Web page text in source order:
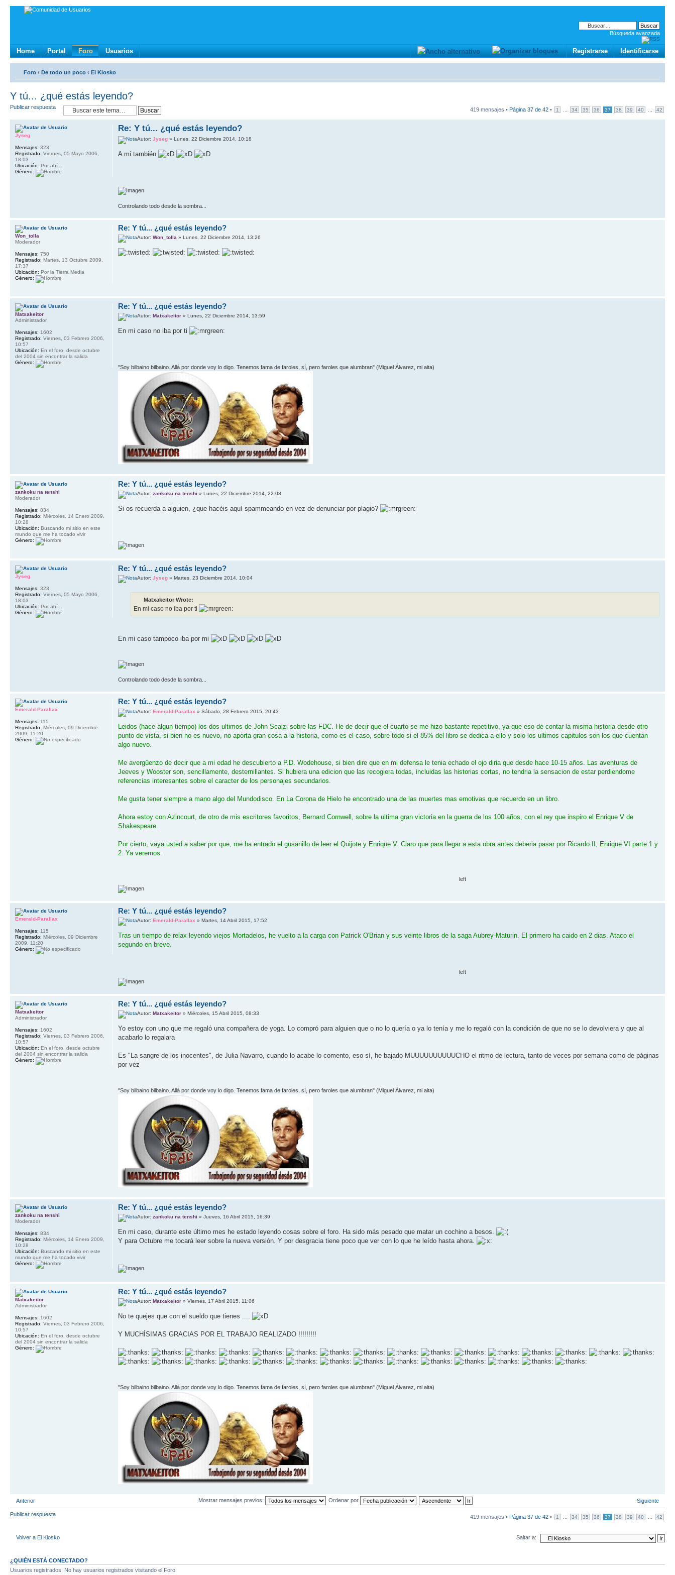
Búsqueda avanzada
Home Portal Foro Usuarios Identificarse
Registrarse
Foro ‹ De todo un poco ‹ El Kiosko
Y tú... ¿qué estás leyendo?
Publicar respuesta 419 mensajes • Página 37 de 42 • 1 34 35 36 37 38 39 40 42
Re: Y tú... ¿qué estás leyendo?
Autor:Jyseg » Lunes, 22 Diciembre 2014, 10:18
A mi también
Controlando todo desde la sombra...
Jyseg
Mensajes: 323
Registrado: Viernes, 05 Mayo 2006,
18:03
Ubicación: Por ahí...
Género:
Re: Y tú... ¿qué estás leyendo?
Autor:Won_tolla » Lunes, 22 Diciembre 2014, 13:26
Won_tolla
Moderador
Mensajes: 750
Registrado: Martes, 13 Octubre 2009,
17:37
Ubicación: Por la Tierra Media
Género:
Re: Y tú... ¿qué estás leyendo?
Autor:Matxakeitor » Lunes, 22 Diciembre 2014, 13:59
En mi caso no iba por ti
"Soy bilbaino bilbaino. Allá por donde voy lo digo. Tenemos fama de faroles, sí­, pero faroles que alumbran" (Miguel Álvarez, mi aita)
Matxakeitor
Administrador
Mensajes: 1602
Registrado: Viernes, 03 Febrero 2006,
10:57
Ubicación: En el foro, desde octubre
del 2004 sin encontrar la salida
Género:
Re: Y tú... ¿qué estás leyendo?
Autor:zankoku na tenshi » Lunes, 22 Diciembre 2014, 22:08
Si os recuerda a alguien, ¿que hacéis aquí spammeando en vez de denunciar por plagio?
zankoku na tenshi
Moderador
Mensajes: 834
Registrado: Miércoles, 14 Enero 2009,
10:28
Ubicación: Buscando mi sitio en este
mundo que me ha tocado vivir
Género:
Re: Y tú... ¿qué estás leyendo?
Autor:Jyseg » Martes, 23 Diciembre 2014, 10:04
Matxakeitor Wrote:
En mi caso no iba por ti
En mi caso tampoco iba por mi
Controlando todo desde la sombra...
Jyseg
Mensajes: 323
Registrado: Viernes, 05 Mayo 2006,
18:03
Ubicación: Por ahí...
Género:
Re: Y tú... ¿qué estás leyendo?
Autor:Emerald-Parallax » Sábado, 28 Febrero 2015, 20:43
Leidos (hace algun tiempo) los dos ultimos de John Scalzi sobre las FDC. He de decir que el cuarto se me hizo bastante repetitivo, ya que eso de contar la misma historia desde otro
punto de vista, si bien no es nuevo, no aporta gran cosa a la historia, como es el caso, sobre todo si el 85% del libro se dedica a ello y solo los ultimos capitulos son los que cuentan
algo nuevo.
Me avergüenzo de decir que a mi edad he descubierto a P.D. Wodehouse, si bien dire que en mi defensa le tenia echado el ojo diria que desde hace 10-15 años. Las aventuras de
Jeeves y Wooster son, sencillamente, desternillantes. Si hubiera una edicion que las recogiera todas, incluidas las historias cortas, no tendria la sensacion de estar perdiendome
referencias interesantes sobre el caracter de los personajes secundarios.
Me gusta tener siempre a mano algo del Mundodisco. En La Corona de Hielo he encontrado una de las muertes mas emotivas que recuerdo en un libro.
Ahora estoy con Azincourt, de otro de mis escritores favoritos, Bernard Cornwell, sobre la ultima gran victoria en la guerra de los 100 años, con el rey que inspiro el Enrique V de
Shakespeare.
Por cierto, vaya usted a saber por que, me ha entrado el gusanillo de leer el Quijote y Enrique V. Claro que para llegar a esta obra antes deberia pasar por Ricardo II, Enrique VI parte 1 y
2. Ya veremos.
Emerald-Parallax
Mensajes: 115
Registrado: Miércoles, 09 Diciembre
2009, 11:20
Género:
Re: Y tú... ¿qué estás leyendo?
Autor:Emerald-Parallax » Martes, 14 Abril 2015, 17:52
Tras un tiempo de relax leyendo viejos Mortadelos, he vuelto a la carga con Patrick O'Brian y sus veinte libros de la saga Aubrey-Maturin. El primero ha caido en 2 dias. Ataco el
segundo en breve.
Emerald-Parallax
Mensajes: 115
Registrado: Miércoles, 09 Diciembre
2009, 11:20
Género:
Re: Y tú... ¿qué estás leyendo?
Autor:Matxakeitor » Miércoles, 15 Abril 2015, 08:33
Yo estoy con uno que me regaló una compañera de yoga. Lo compró para alguien que o no lo quería o ya lo tenía y me lo regaló con la condición de que no se lo devolviera y que al
acabarlo lo regalara
Es "La sangre de los inocentes", de Julia Navarro, cuando lo acabe lo comento, eso sí, he bajado MUUUUUUUUUUCHO el ritmo de lectura, tanto de veces por semana como de páginas
por vez
"Soy bilbaino bilbaino. Allá por donde voy lo digo. Tenemos fama de faroles, sí­, pero faroles que alumbran" (Miguel Álvarez, mi aita)
Matxakeitor
Administrador
Mensajes: 1602
Registrado: Viernes, 03 Febrero 2006,
10:57
Ubicación: En el foro, desde octubre
del 2004 sin encontrar la salida
Género:
Re: Y tú... ¿qué estás leyendo?
Autor:zankoku na tenshi » Jueves, 16 Abril 2015, 16:39
En mi caso, durante este último mes he estado leyendo cosas sobre el foro. Ha sido más pesado que matar un cochino a besos.
Y para Octubre me tocará leer sobre la nueva versión. Y por desgracia tiene poco que ver con lo que he leído hasta ahora.
zankoku na tenshi
Moderador
Mensajes: 834
Registrado: Miércoles, 14 Enero 2009,
10:28
Ubicación: Buscando mi sitio en este
mundo que me ha tocado vivir
Género:
Re: Y tú... ¿qué estás leyendo?
Autor: Matxakeitor » Viernes, 17 Abril 2015, 11:06
No te quejes que con el sueldo que tienes ....
Y MUCHÍSIMAS GRACIAS POR EL TRABAJO REALIZADO !!!!!!!!!
"Soy bilbaino bilbaino. Allá por donde voy lo digo. Tenemos fama de faroles, sí­, pero faroles que alumbran" (Miguel Álvarez, mi aita)
Matxakeitor
Administrador
Mensajes: 1602
Registrado: Viernes, 03 Febrero 2006,
10:57
Ubicación: En el foro, desde octubre
del 2004 sin encontrar la salida
Género:
Anterior Siguiente
Mostrar mensajes previos: Ordenar por
Publicar respuesta 419 mensajes • Página 37 de 42 • 1 34 35 36 37 38 39 40 42
Volver a El Kiosko Saltar a:
¿QUIÉN ESTÁ CONECTADO?
Usuarios registrados: No hay usuarios registrados visitando el Foro